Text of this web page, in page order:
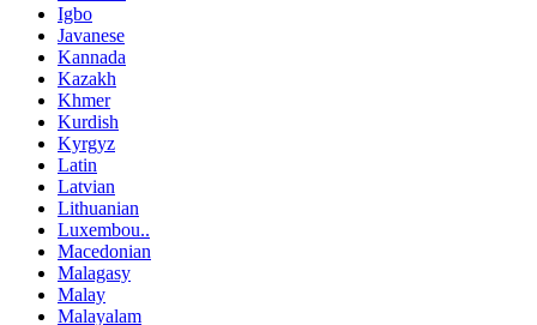
Igbo
Javanese
Kannada
Kazakh
Khmer
Kurdish
Kyrgyz
Latin
Latvian
Lithuanian
Luxembou..
Macedonian
Malagasy
Malay
Malayalam